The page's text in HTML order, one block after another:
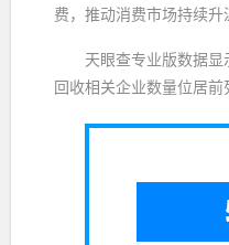
费，推动消费市场持续升
天眼查专业版数据
回收相关企业数量位居